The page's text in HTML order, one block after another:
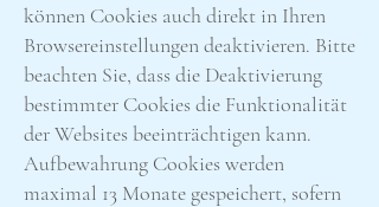
können Cookies auch direkt in Ihren
Browsereinstellungen deaktivieren. Bitte
beachten Sie, dass die Deaktivierung
bestimmter Cookies die Funktionalität
der Websites beeinträchtigen kann.
Aufbewahrung Cookies werden
maximal 13 Monate gespeichert, sofern